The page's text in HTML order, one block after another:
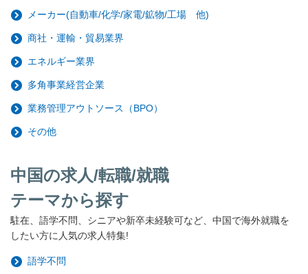
メーカー(自動車/化学/家電/鉱物/工場 他)
商社・運輸・貿易業界
エネルギー業界
多角事業経営企業
業務管理アウトソース（BPO）
その他
中国の求人/転職/就職
テーマから探す
駐在、語学不問、シニアや新卒未経験可など、中国で海外就職を
したい方に人気の求人特集!
語学不問